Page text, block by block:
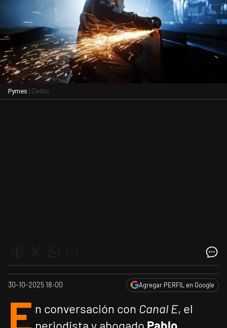
Pymes | Cedoc
30-10-2025 18:00 Agregar PERFIL en Google
E n conversación con Canal E, el